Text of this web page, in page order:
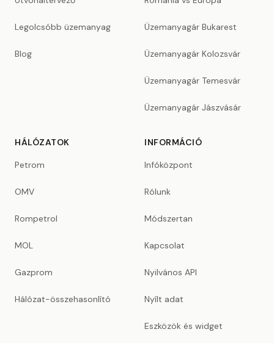
Legolcsóbb üzemanyag
Blog
Üzemanyagár Bukarest
Üzemanyagár Kolozsvár
Üzemanyagár Temesvár
Üzemanyagár Jászvásár
HÁLÓZATOK
Petrom
OMV
Rompetrol
MOL
Gazprom
Hálózat-összehasonlító
INFORMÁCIÓ
Infóközpont
Rólunk
Módszertan
Kapcsolat
Nyilvános API
Nyílt adat
Eszközök és widget